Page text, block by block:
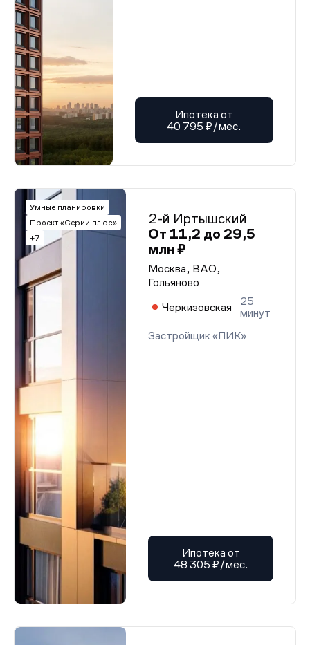
Ипотека от
40 795 ₽/мес.
Умные планировки
Проект «Серии плюс»
+7
2-й Иртышский
От 11,2 до 29,5
млн ₽
Москва, ВАО,
Гольяново
Черкизовская
25
минут
Застройщик «ПИК»
Ипотека от
48 305 ₽/мес.